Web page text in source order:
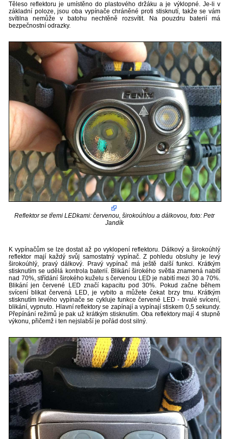
Těleso reflektoru je umístěno do plastového držáku a je výklopné. Je-li v
základní poloze, jsou oba vypínače chráněné proti stisknutí, takže se vám
svítilna nemůže v batohu nechtěně rozsvítit. Na pouzdru baterií má
bezpečnostní odrazky.
Reflektor se třemi LEDkami: červenou, širokoúhlou a dálkovou, foto: Petr
Jandík
K vypínačům se lze dostat až po vyklopení reflektoru. Dálkový a širokoúhlý
reflektor mají každý svůj samostatný vypínač. Z pohledu obsluhy je levý
širokoúhlý, pravý dálkový. Pravý vypínač má ještě další funkci. Krátkým
stisknutím se udělá kontrola baterií. Blikání širokého světla znamená nabití
nad 70%, střídání širokého kuželu s červenou LED je nabití mezi 30 a 70%.
Blikání jen červené LED značí kapacitu pod 30%. Pokud začne během
svícení blikat červená LED, je vybito a můžete čekat brzy tmu. Krátkým
stisknutím levého vypínače se cykluje funkce červené LED - trvalé svícení,
blikání, vypnuto. Hlavní reflektory se zapínají a vypínají stiskem 0,5 sekundy.
Přepínání režimů je pak už krátkým stisknutím. Oba reflektory mají 4 stupně
výkonu, přičemž i ten nejslabší je pořád dost silný.